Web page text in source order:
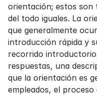
orientación; estos son
del todo iguales. La
que generalmente
introducción rápida y
recorrido
respuestas, una
que la orientación es
empleados, el